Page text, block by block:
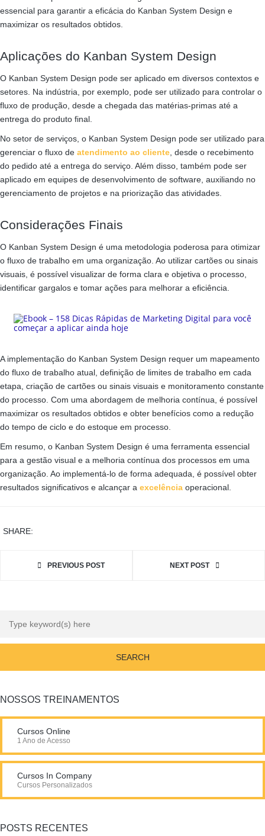
essencial para garantir a eficácia do Kanban System Design e
maximizar os resultados obtidos.
Aplicações do Kanban System Design
O Kanban System Design pode ser aplicado em diversos contextos e
setores. Na indústria, por exemplo, pode ser utilizado para controlar o
fluxo de produção, desde a chegada das matérias-primas até a
entrega do produto final.
No setor de serviços, o Kanban System Design pode ser utilizado para
gerenciar o fluxo de atendimento ao cliente , desde o recebimento
do pedido até a entrega do serviço. Além disso, também pode ser
aplicado em equipes de desenvolvimento de software, auxiliando no
gerenciamento de projetos e na priorização das atividades.
Considerações Finais
O Kanban System Design é uma metodologia poderosa para otimizar
o fluxo de trabalho em uma organização. Ao utilizar cartões ou sinais
visuais, é possível visualizar de forma clara e objetiva o processo,
identificar gargalos e tomar ações para melhorar a eficiência.
A implementação do Kanban System Design requer um mapeamento
do fluxo de trabalho atual, definição de limites de trabalho em cada
etapa, criação de cartões ou sinais visuais e monitoramento constante
do processo. Com uma abordagem de melhoria contínua, é possível
maximizar os resultados obtidos e obter benefícios como a redução
do tempo de ciclo e do estoque em processo.
Em resumo, o Kanban System Design é uma ferramenta essencial
para a gestão visual e a melhoria contínua dos processos em uma
organização. Ao implementá-lo de forma adequada, é possível obter
resultados significativos e alcançar a excelência operacional.
SHARE:
PREVIOUS POST NEXT POST
NOSSOS TREINAMENTOS
Cursos Online
1 Ano de Acesso
Cursos In Company
Cursos Personalizados
POSTS RECENTES